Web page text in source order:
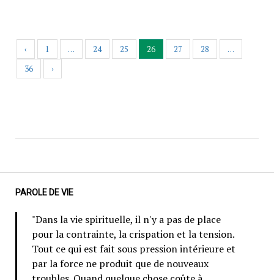
‹ 1 … 24 25 26 27 28
…
36
›
PAROLE DE VIE
"Dans la vie spirituelle, il n'y a pas de place
pour la contrainte, la crispation et la tension.
Tout ce qui est fait sous pression intérieure et
par la force ne produit que de nouveaux